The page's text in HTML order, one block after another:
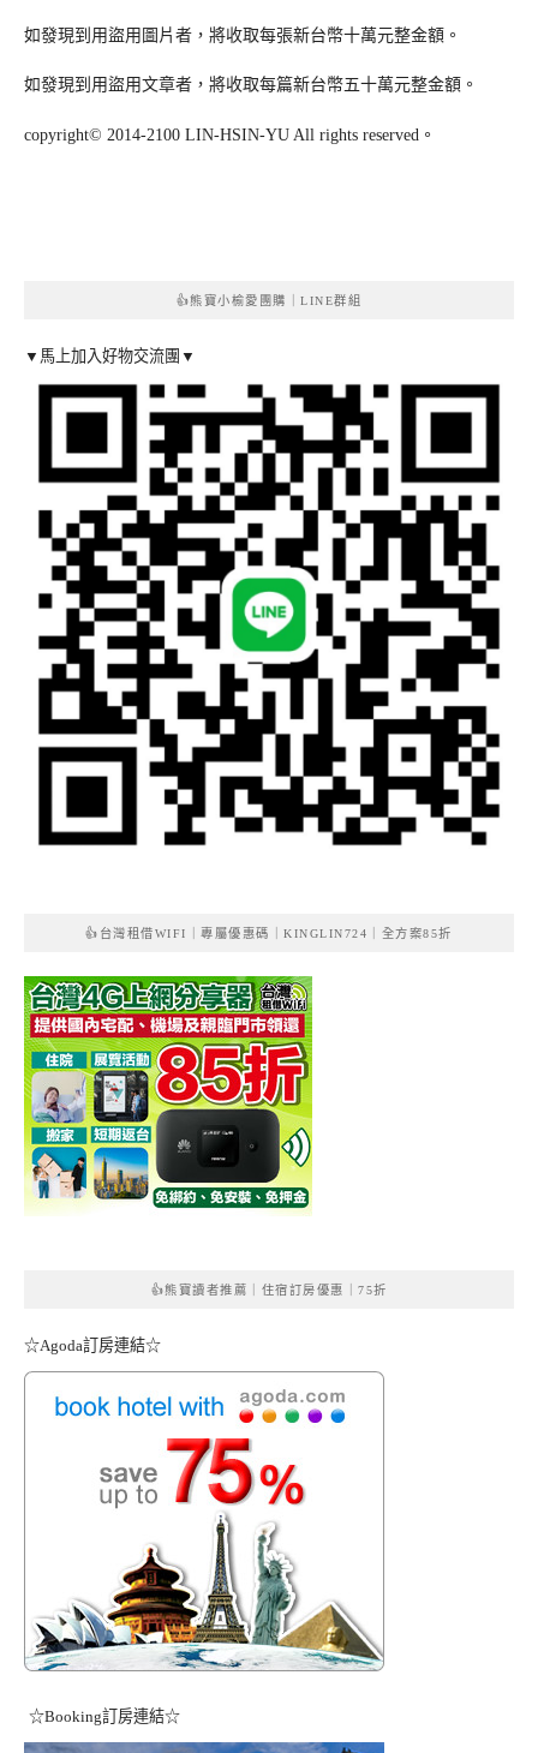
如發現到用盜用圖片者，將收取每張新台幣十萬元整金額。
如發現到用盜用文章者，將收取每篇新台幣五十萬元整金額。
copyright© 2014-2100 LIN-HSIN-YU All rights reserved。
👍熊寶小榆愛團購｜LINE群組
▼馬上加入好物交流團▼
👍台灣租借WIFI｜專屬優惠碼｜KINGLIN724｜全方案85折
👍熊寶讀者推薦｜住宿訂房優惠｜75折
☆Agoda訂房連結☆
☆Booking訂房連結☆